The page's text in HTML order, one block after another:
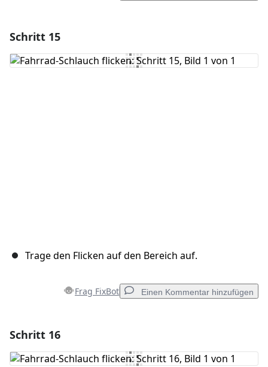
Kommentar hinzufügen
Schritt 15
Trage den Flicken auf den Bereich auf.
Frag FixBot Einen Kommentar hinzufügen
Schritt 16